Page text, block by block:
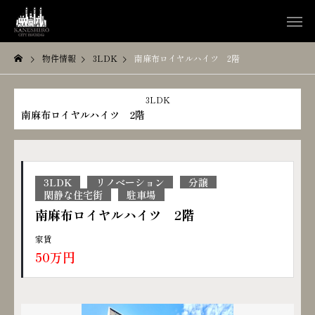
物件情報 3LDK 南麻布ロイヤルハイツ 2階
3LDK
南麻布ロイヤルハイツ 2階
3LDK リノベーション
分譲
閑静な住宅街
駐車場
南麻布ロイヤルハイツ 2階
家賃
50万円